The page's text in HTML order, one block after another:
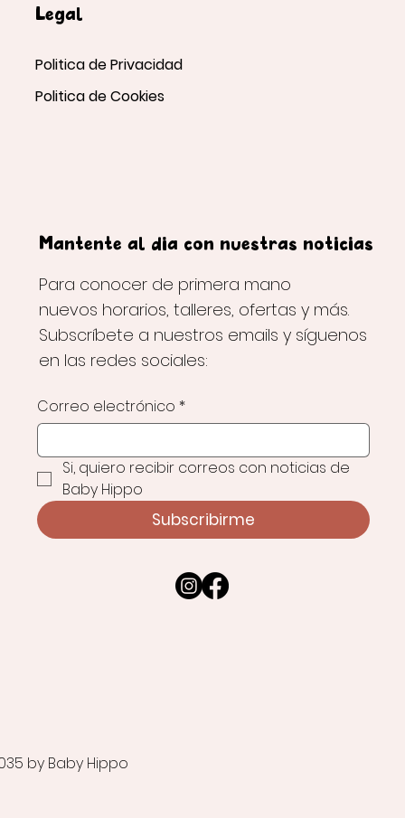
Legal
Politica de Privacidad
Politica de Cookies
Mantente al día con nuestras noticias
Para conocer de primera mano
nuevos horarios, talleres, ofertas y más.
Subscríbete a nuestros emails y síguenos
en las redes sociales:
Correo electrónico *
Si, quiero recibir correos con noticias de
Baby Hippo
Subscribirme
by Baby Hippo